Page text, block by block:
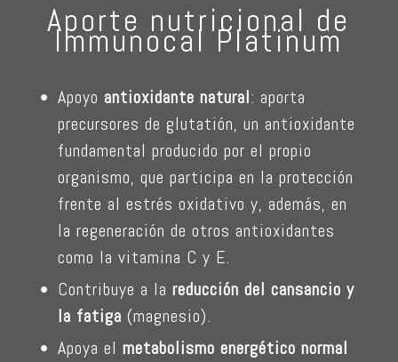
Aporte nutricional de
Immunocal Platinum
Apoyo antioxidante natural: aporta
precursores de glutatión, un antioxidante
fundamental producido por el propio
organismo, que participa en la protección
frente al estrés oxidativo y, además, en
la regeneración de otros antioxidantes
como la vitamina C y E.
Contribuye a la reducción del cansancio y
la fatiga (magnesio).
Apoya el metabolismo energético normal